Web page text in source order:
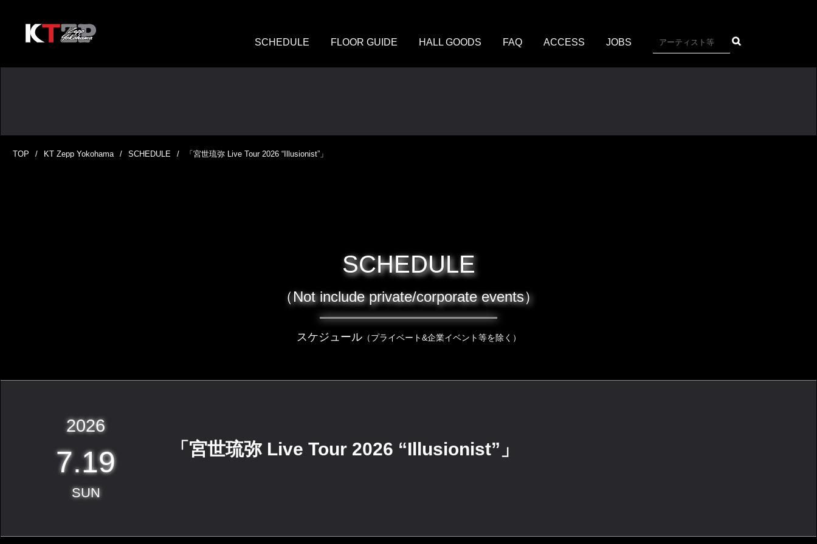
SCHEDULE FLOOR GUIDE HALL GOODS FAQ ACCESS JOBS
TOP KT Zepp Yokohama SCHEDULE 「宮世琉弥 Live Tour 2026 “Illusionist”」
SCHEDULE
（Not include private/corporate events）
スケジュール（プライベート&企業イベント等を除く）
2026
7.19
SUN
「宮世琉弥 Live Tour 2026 “Illusionist”」